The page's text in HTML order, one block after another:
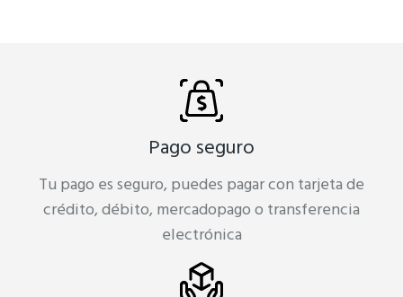
Pago seguro
Tu pago es seguro, puedes pagar con tarjeta de
crédito, débito, mercadopago o transferencia
electrónica